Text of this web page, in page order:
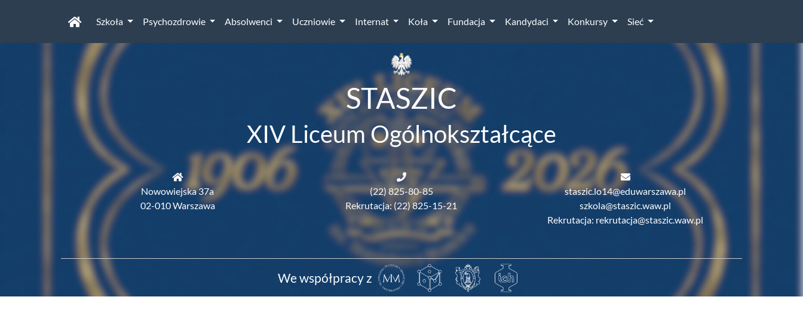
Szkoła Psychozdrowie Absolwenci Uczniowie Internat Koła Fundacja Kandydaci Konkursy Sieć
STASZIC
XIV Liceum Ogólnokształcące
Nowowiejska 37a
02-010 Warszawa
(22) 825-80-85
Rekrutacja: (22) 825-15-21
staszic.lo14@eduwarszawa.pl
szkola@staszic.waw.pl
Rekrutacja: rekrutacja@staszic.waw.pl
We współpracy z